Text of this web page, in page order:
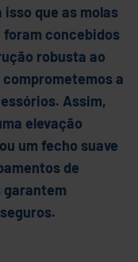
que as molas
foram concebidos
robusta ao
a
Assim,
elevação
um fecho suave
de
garantem